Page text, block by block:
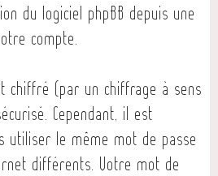
du logiciel phpBB depuis une
compte.
chiffré (par un chiffrage à sens
Cependant, il est
utiliser le même mot de passe
différents. Votre mot de